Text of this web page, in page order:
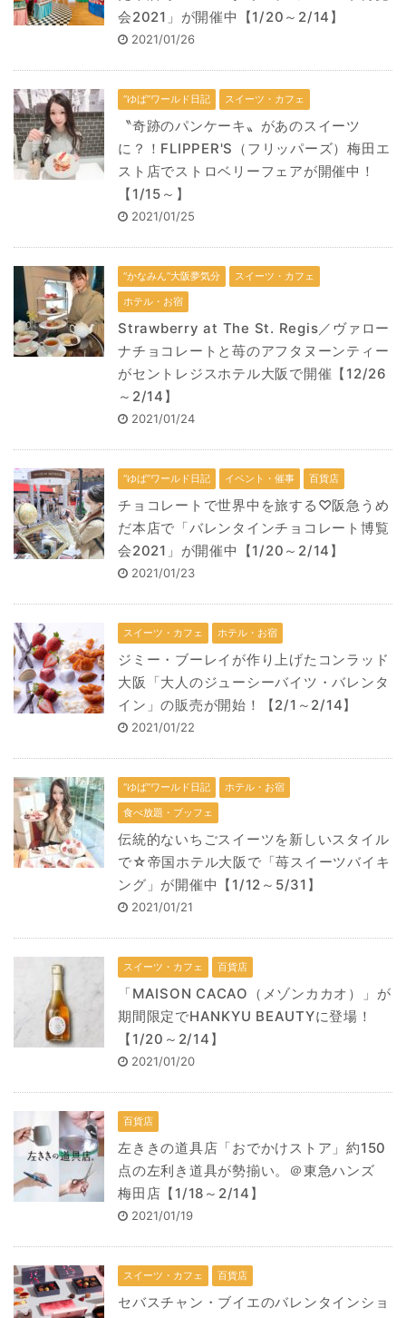
会2021」が開催中【1/20～2/14】
2021/01/26
“ゆば”ワールド日記 スイーツ・カフェ
〝奇跡のパンケーキ〟があのスイーツ
に？！FLIPPER'S（フリッパーズ）梅田エ
スト店でストロベリーフェアが開催中！
【1/15～】
2021/01/25
“かなみん”大阪夢気分
スイーツ・カフェ
ホテル・お宿
Strawberry at The St. Regis／ヴァロー
ナチョコレートと苺のアフタヌーンティー
がセントレジスホテル大阪で開催【12/26
～2/14】
2021/01/24
“ゆば”ワールド日記 イベント・催事 百貨店
チョコレートで世界中を旅する♡阪急うめ
だ本店で「バレンタインチョコレート博覧
会2021」が開催中【1/20～2/14】
2021/01/23
スイーツ・カフェ ホテル・お宿
ジミー・ブーレイが作り上げたコンラッド
大阪「大人のジューシーバイツ・バレンタ
イン」の販売が開始！【2/1～2/14】
2021/01/22
“ゆば”ワールド日記
ホテル・お宿
食べ放題・ブッフェ
伝統的ないちごスイーツを新しいスタイル
で☆帝国ホテル大阪で「苺スイーツバイキ
ング」が開催中【1/12～5/31】
2021/01/21
スイーツ・カフェ 百貨店
「MAISON CACAO（メゾンカカオ）」が
期間限定でHANKYU BEAUTYに登場！
【1/20～2/14】
2021/01/20
百貨店
左ききの道具店「おでかけストア」約150
点の左利き道具が勢揃い。＠東急ハンズ
梅田店【1/18～2/14】
2021/01/19
スイーツ・カフェ 百貨店
セバスチャン・ブイエのバレンタインショ